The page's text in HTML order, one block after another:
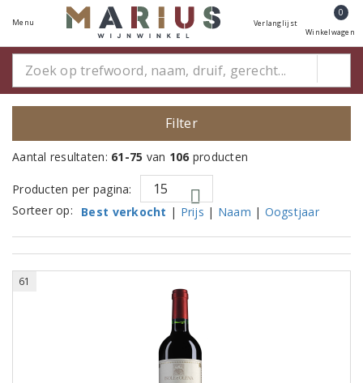
Menu Verlanglijst
0
Winkelwagen
Filter
Aantal resultaten: 61-75 van 106 producten
Producten per pagina:
Sorteer op:
Best verkocht | Prijs | Naam | Oogstjaar
61